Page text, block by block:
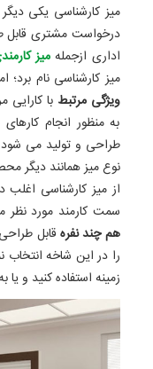
میز کارشناسی یکی
درخواست مشتری قابل
اداری ازجمله میز
میز کارشناسی نام برد؛
ویژگی مرتبط با
به ‌منظور انجام
طراحی و تولید می
نوع میز همانند دیگر
از میز کارشناسی اغلب
سمت کارمند مورد
هم چند نفره قابل
را در این شاخه انتخاب
زمینه استفاده کنید و